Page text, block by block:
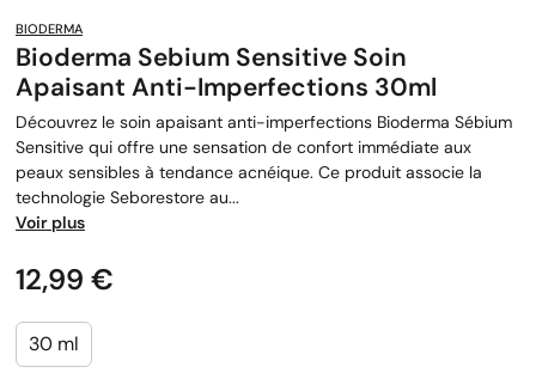
BIODERMA
Bioderma Sebium Sensitive Soin
Apaisant Anti-Imperfections 30ml
Découvrez le soin apaisant anti-imperfections Bioderma Sébium
Sensitive qui offre une sensation de confort immédiate aux
peaux sensibles à tendance acnéique. Ce produit associe la
technologie Seborestore au...
Voir plus
Prix
12,99 €
30 ml